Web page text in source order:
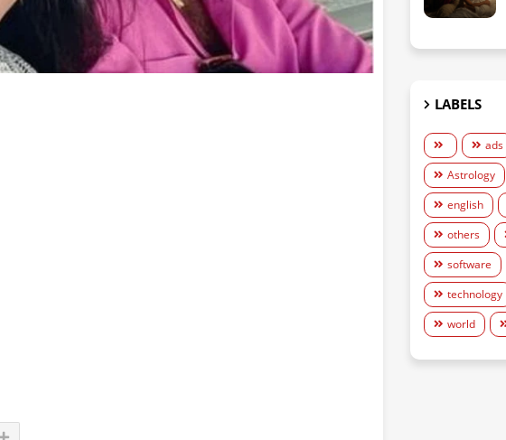
LABELS
ads
Astrology
english
others
software
technology
world